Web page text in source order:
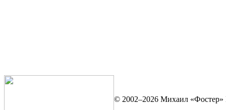
© 2002–2026 Михаил «Фостер»